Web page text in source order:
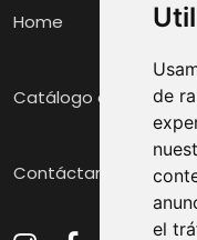
de
el
Home
Catálogo de Motos
Contáctanos